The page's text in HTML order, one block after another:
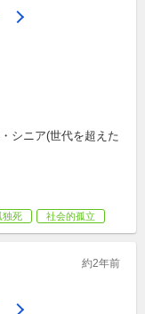
シニア(世代を超えた
独死 社会的孤立
約2年前